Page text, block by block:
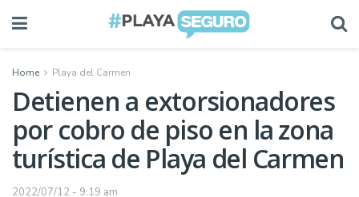
Home Playa del Carmen
Detienen a extorsionadores
por cobro de piso en la zona
turística de Playa del Carmen
2022/07/12 - 9:19 am